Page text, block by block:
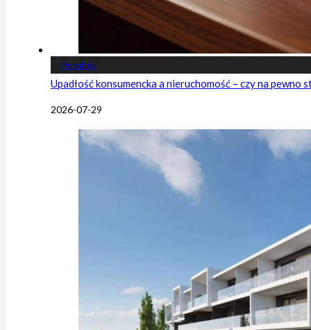
Poradniki
Upadłość konsumencka a nieruchomość – czy na pewno
2026-07-29